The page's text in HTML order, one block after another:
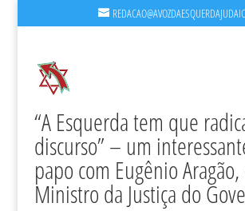
“A Esquerda tem que
discurso” – um
papo com Eugênio
Ministro da Justiça do